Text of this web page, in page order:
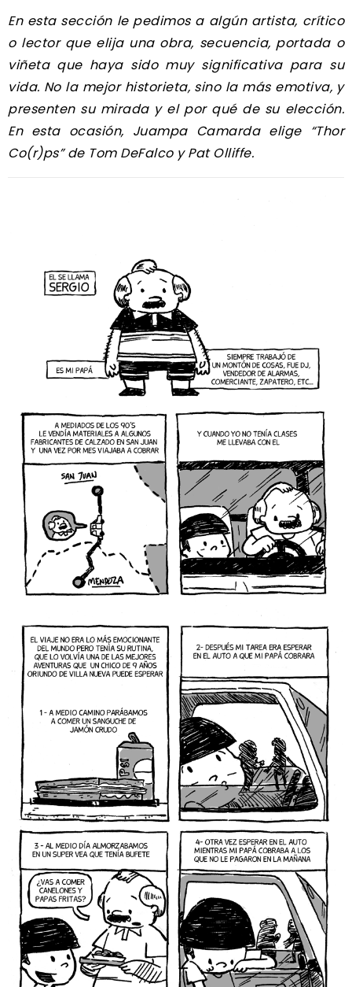
En esta sección le pedimos a algún artista, crítico
o lector que elija una obra, secuencia, portada o
viñeta que haya sido muy significativa para su
vida. No la mejor historieta, sino la más emotiva, y
presenten su mirada y el por qué de su elección.
En esta ocasión, Juampa Camarda elige “Thor
Co(r)ps” de Tom DeFalco y Pat Olliffe.